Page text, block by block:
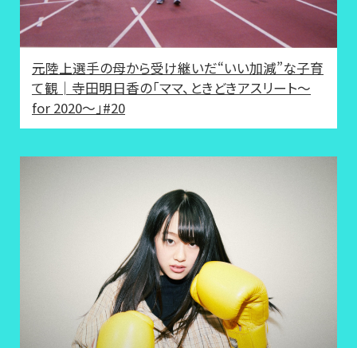
元陸上選手の母から受け継いだ“いい加減”な子育
て観│寺田明日香の「ママ、ときどきアスリート～
for 2020～」#20